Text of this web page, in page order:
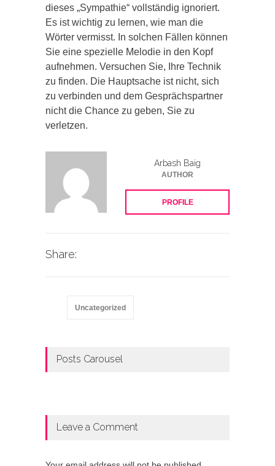
dieses „Sympathie“ vollständig ignoriert.
Es ist wichtig zu lernen, wie man die
Wörter vermisst. In solchen Fällen können
Sie eine spezielle Melodie in den Kopf
aufnehmen. Versuchen Sie, Ihre Technik
zu finden. Die Hauptsache ist nicht, sich
zu verbinden und dem Gesprächspartner
nicht die Chance zu geben, Sie zu
verletzen.
Arbash Baig
AUTHOR
PROFILE
Share:
Uncategorized
Posts Carousel
Leave a Comment